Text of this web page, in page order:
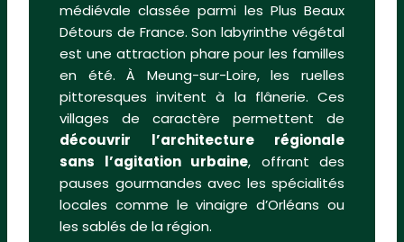
médiévale classée parmi les Plus Beaux
Détours de France. Son labyrinthe végétal
est une attraction phare pour les familles
en été. À Meung-sur-Loire, les ruelles
pittoresques invitent à la flânerie. Ces
villages de caractère permettent de
découvrir l’architecture régionale
sans l’agitation urbaine, offrant des
pauses gourmandes avec les spécialités
locales comme le vinaigre d’Orléans ou
les sablés de la région.